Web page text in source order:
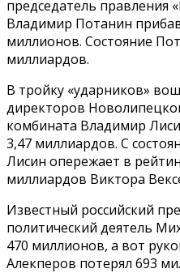
председатель правления
Владимир Потанин
миллионов. Состояние
миллиардов.
В тройку «ударников»
директоров
комбината Владимир
3,47 миллиардов. С
Лисин опережает в
миллиардов Виктора
Известный российский
политический деятель
470 миллионов, а вот
Алекперов потерял 693